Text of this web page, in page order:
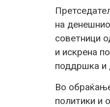
на
советници
и искрена
поддршка и
Во
политики и